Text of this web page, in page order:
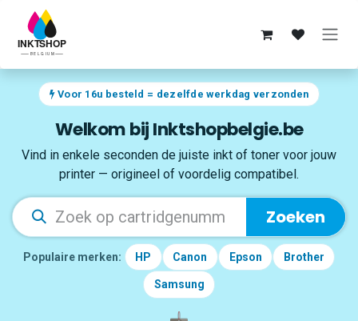
Overslaan naar inhoud
Voor 16u besteld = dezelfde werkdag verzonden
Welkom bij Inktshopbelgie.be
Vind in enkele seconden de juiste inkt of toner voor jouw
printer — origineel of voordelig compatibel.
Zoeken
Populaire merken: HP Canon Epson Brother
Samsung